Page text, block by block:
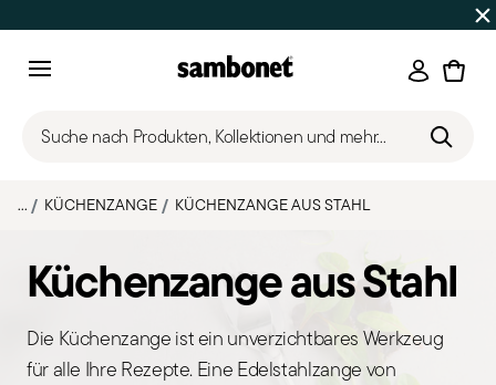
Bis zu 50% Rabatt | Bestellungen 7.–16.
Suche nach Produkten, Kollektionen und mehr...
... KÜCHENZANGE KÜCHENZANGE AUS STAHL
Küchenzange aus Stahl
Die Küchenzange ist ein unverzichtbares Werkzeug
für alle Ihre Rezepte. Eine Edelstahlzange von